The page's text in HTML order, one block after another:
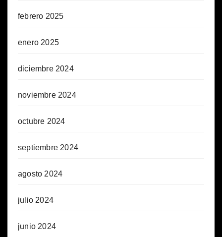
febrero 2025
enero 2025
diciembre 2024
noviembre 2024
octubre 2024
septiembre 2024
agosto 2024
julio 2024
junio 2024